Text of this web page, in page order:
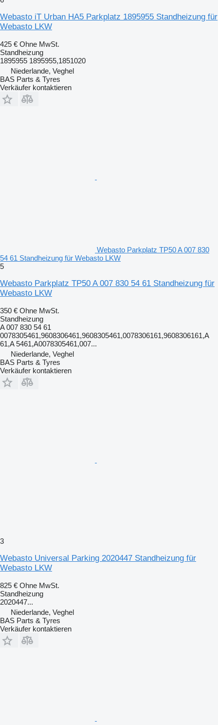
Webasto iT Urban HA5 Parkplatz 1895955 Standheizung für
Webasto LKW
425 € Ohne MwSt.
Standheizung
1895955 1895955,1851020
Niederlande, Veghel
BAS Parts & Tyres
Verkäufer kontaktieren
Webasto Parkplatz TP50 A 007 830
54 61 Standheizung für Webasto LKW
5
Webasto Parkplatz TP50 A 007 830 54 61 Standheizung für
Webasto LKW
350 € Ohne MwSt.
Standheizung
A 007 830 54 61
0078305461,9608306461,9608305461,0078306161,9608306161,A
61,A 5461,A0078305461,007...
Niederlande, Veghel
BAS Parts & Tyres
Verkäufer kontaktieren
3
Webasto Universal Parking 2020447 Standheizung für
Webasto LKW
825 € Ohne MwSt.
Standheizung
2020447...
Niederlande, Veghel
BAS Parts & Tyres
Verkäufer kontaktieren